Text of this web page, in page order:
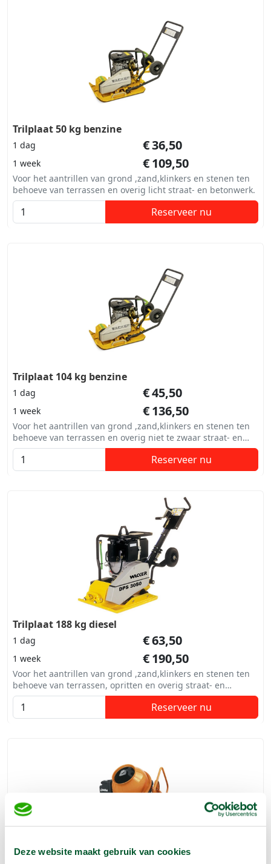
Deze website maakt gebruik van cookies
Trilplaat 50 kg benzine
1 dag €36,50
1 week €109,50
Voor het aantrillen van grond ,zand,klinkers en stenen ten
behoeve van terrassen en overig licht straat- en betonwerk.
Reserveer nu
Trilplaat 104 kg benzine
1 dag €45,50
1 week €136,50
Voor het aantrillen van grond ,zand,klinkers en stenen ten
behoeve van terrassen en overig niet te zwaar straat- en
betonwerk.
Reserveer nu
Trilplaat 188 kg diesel
1 dag €63,50
1 week €190,50
Voor het aantrillen van grond ,zand,klinkers en stenen ten
behoeve van terrassen, opritten en overig straat- en
betonwerk.
Reserveer nu